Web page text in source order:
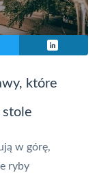
które
stole
w górę,
ryby